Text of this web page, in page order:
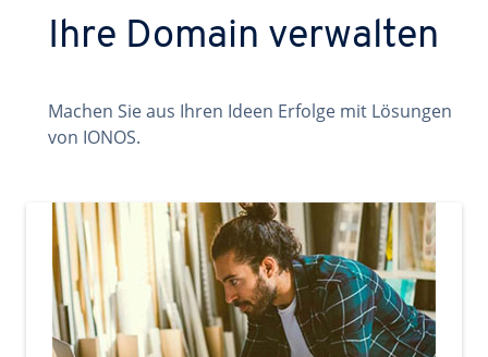
Ihre Domain verwalten
Machen Sie aus Ihren Ideen Erfolge mit Lösungen
von IONOS.